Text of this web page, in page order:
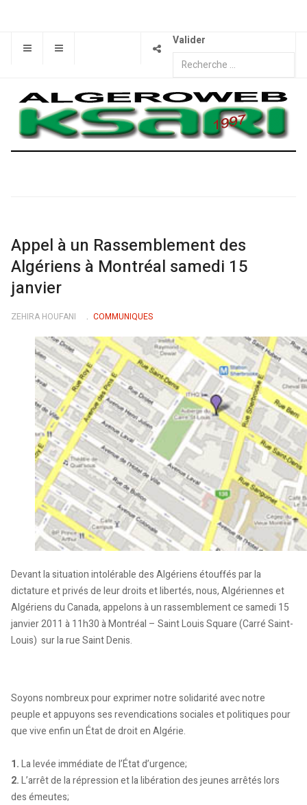
Valider
Appel à un Rassemblement des
Algériens à Montréal samedi 15
janvier
ZEHIRA HOUFANI COMMUNIQUES
Devant la situation intolérable des Algériens étouffés par la
dictature et privés de leur droits et libertés, nous, Algériennes et
Algériens du Canada, appelons à un rassemblement ce samedi 15
janvier 2011 à 11h30 à Montréal – Saint Louis Square (Carré Saint-
Louis) sur la rue Saint Denis.
Soyons nombreux pour exprimer notre solidarité avec notre
peuple et appuyons ses revendications sociales et politiques pour
que vive enfin un État de droit en Algérie.
1.La levée immédiate de l’État d’urgence;
2.L’arrêt de la répression et la libération des jeunes arrêtés lors
des émeutes;